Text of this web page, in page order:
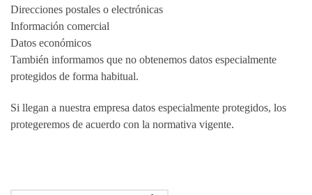
Direcciones postales o electrónicas
Información comercial
Datos económicos
También informamos que no obtenemos datos especialmente
protegidos de forma habitual.
Si llegan a nuestra empresa datos especialmente protegidos, los
protegeremos de acuerdo con la normativa vigente.